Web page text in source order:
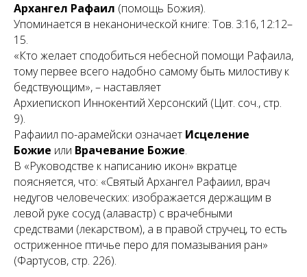
Архангел Рафаил (помощь Божия).
Упоминается в неканонической книге: Тов. 3:16, 12:12–
15.
«Кто желает сподобиться небесной помощи Рафаила,
тому первее всего надобно самому быть милостиву к
бедствующим», – наставляет
Архиепископ Иннокентий Херсонский (Цит. соч., стр.
9).
Рафаиил по-арамейски означает Исцеление
Божие или Врачевание Божие.
В «Руководстве к написанию икон» вкратце
поясняется, что: «Святый Архангел Рафаиил, врач
недугов человеческих: изображается держащим в
левой руке сосуд (алавастр) с врачебными
средствами (лекарством), а в правой стручец, то есть
остриженное птичье перо для помазывания ран»
(Фартусов, стр. 226).